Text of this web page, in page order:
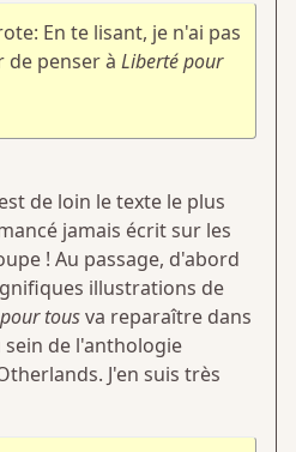
En te lisant, je n'ai pas
de penser à Liberté pour
de loin le texte le plus
jamais écrit sur les
! Au passage, d'abord
illustrations de
tousva reparaître dans
sein de l'anthologie
J'en suis très